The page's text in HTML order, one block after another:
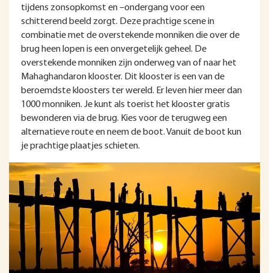
tijdens zonsopkomst en –ondergang voor een
schitterend beeld zorgt. Deze prachtige scene in
combinatie met de overstekende monniken die over de
brug heen lopen is een onvergetelijk geheel. De
overstekende monniken zijn onderweg van of naar het
Mahaghandaron klooster. Dit klooster is een van de
beroemdste kloosters ter wereld. Er leven hier meer dan
1000 monniken. Je kunt als toerist het klooster gratis
bewonderen via de brug. Kies voor de terugweg een
alternatieve route en neem de boot. Vanuit de boot kun
je prachtige plaatjes schieten.